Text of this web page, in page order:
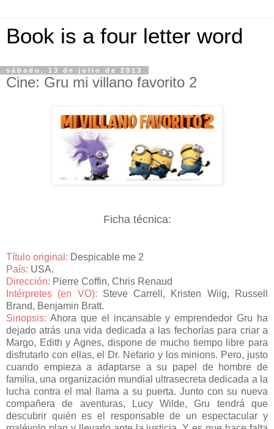
Book is a four letter word
sábado, 13 de julio de 2013
Cine: Gru mi villano favorito 2
Ficha técnica:
Título original: Despicable me 2
País: USA.
Dirección: Pierre Coffin, Chris Renaud
Intérpretes (en VO): Steve Carrell, Kristen Wiig, Russell
Brand, Benjamin Bratt.
Sinopsis: Ahora que el incansable y emprendedor Gru ha
dejado atrás una vida dedicada a las fechorías para criar a
Margo, Edith y Agnes, dispone de mucho tiempo libre para
disfrutarlo con ellas, el Dr. Nefario y los minions. Pero, justo
cuando empieza a adaptarse a su papel de hombre de
familia, una organización mundial ultrasecreta dedicada a la
lucha contra el mal llama a su puerta. Junto con su nueva
compañera de aventuras, Lucy Wilde, Gru tendrá que
descubrir quién es el responsable de un espectacular y